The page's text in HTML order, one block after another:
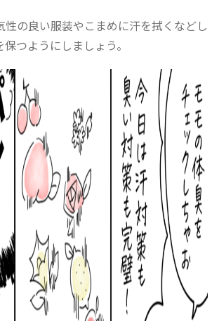
性の良い服装やこまめに汗を拭くなどし
つようにしましょう。